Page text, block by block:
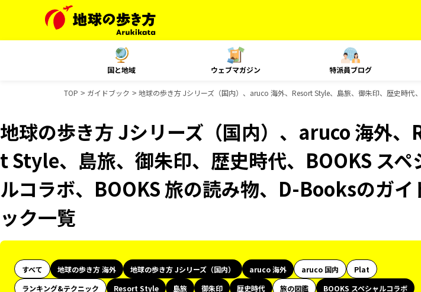
国と地域 ウェブマガジン 特派員ブログ
TOP ガイドブック 地球の歩き方 Jシリーズ（国内）、aruco 海外、Resort Style、島旅、御朱印、歴史時
地球の歩き方 Jシリーズ（国内）、aruco 海外、
t Style、島旅、御朱印、歴史時代、BOOKS スペ
ルコラボ、BOOKS 旅の読み物、D-Booksのガイ
ック一覧
すべて 地球の歩き方 海外 地球の歩き方 Jシリーズ（国内） aruco 海外 aruco 国内
Plat
ランキング&テクニック
Resort Style 島旅 御朱印 歴史時代 旅の図鑑
BOOKS スペシャルコラボ